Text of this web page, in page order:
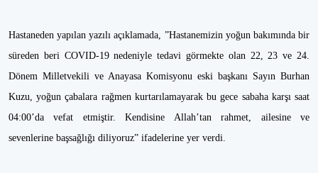
Hastaneden yapılan yazılı açıklamada, ”Hastanemizin yoğun bakımında bir
süreden beri COVID-19 nedeniyle tedavi görmekte olan 22, 23 ve 24.
Dönem Milletvekili ve Anayasa Komisyonu eski başkanı Sayın Burhan
Kuzu, yoğun çabalara rağmen kurtarılamayarak bu gece sabaha karşı saat
04:00’da vefat etmiştir. Kendisine Allah’tan rahmet, ailesine ve
sevenlerine başsağlığı diliyoruz” ifadelerine yer verdi.